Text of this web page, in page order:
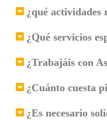
¿qué actividades
¿Qué servicios
¿Trabajáis con
¿Cuánto cuesta
¿Es necesario